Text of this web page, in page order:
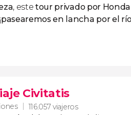
, estetour privado por Honda
pasearemos en lancha por el
Civitatis
116.057 viajeros